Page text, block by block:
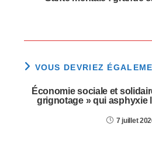
VOUS DEVRIEZ
Économie sociale et
grignotage » qui asphyxie
7 juillet